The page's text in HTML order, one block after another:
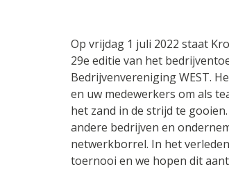
Op vrijdag 1 juli 2022 staat
29e editie van het
Bedrijvenvereniging WEST.
en uw medewerkers om als
het zand in de strijd te
andere bedrijven en
netwerkborrel. In het
toernooi en we hopen dit